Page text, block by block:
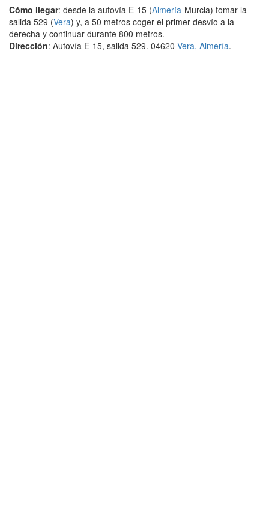
Cómo llegar: desde la autovía E-15 (Almería-Murcia) tomar la
salida 529 (Vera) y, a 50 metros coger el primer desvío a la
derecha y continuar durante 800 metros.
Dirección: Autovía E-15, salida 529. 04620 Vera, Almería.